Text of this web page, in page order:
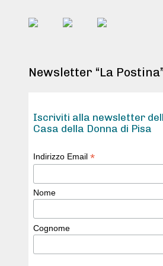
Newsletter “La Postina”
Iscriviti alla newsletter
Casa della Donna di Pisa
Indirizzo Email *
Nome
Cognome